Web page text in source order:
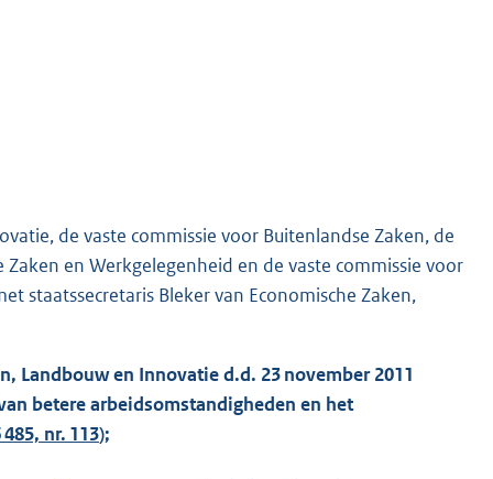
de vaste commissie voor Buitenlandse Zaken, de
en Werkgelegenheid en de vaste commissie voor
staatssecretaris Bleker van Economische Zaken,
Landbouw en Innovatie d.d. 23 november 2011
betere arbeidsomstandigheden en het
485, nr. 113);